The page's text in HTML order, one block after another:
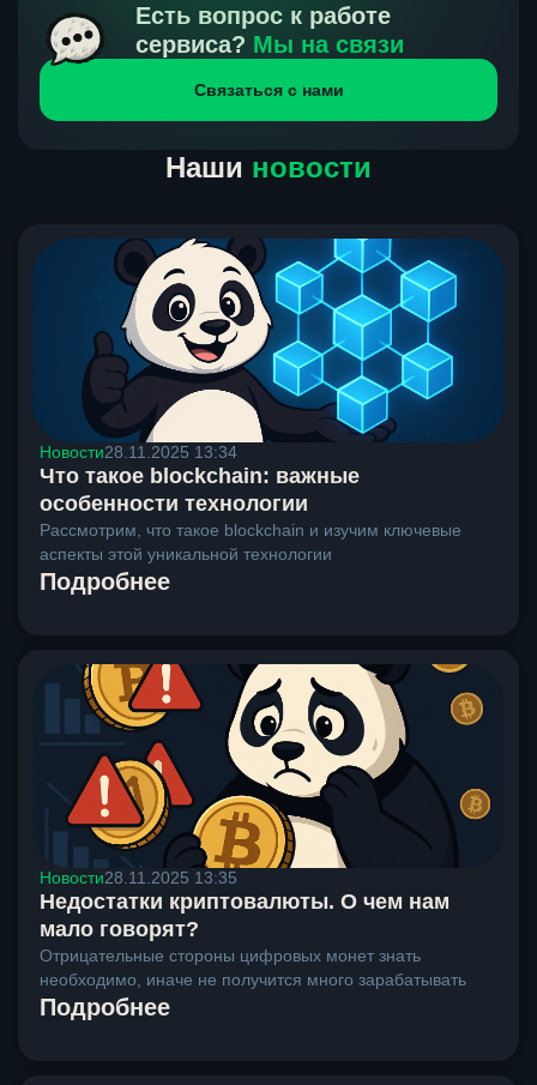
получения нами средств от тебя, а на другой части
направлений курс, указанный на сайте, является
окончательным. Если сомневаешься, напиши в онлайн-
чат на сайте, мы поможем разобраться.
Есть вопрос к работе
сервиса? Мы на связи
Связаться с нами
Наши новости
Новости28.11.2025 13:34
Что такое blockchain: важные
особенности технологии
Рассмотрим, что такое blockchain и изучим ключевые
аспекты этой уникальной технологии
Подробнее
Новости28.11.2025 13:35
Недостатки криптовалюты. О чем нам
мало говорят?
Отрицательные стороны цифровых монет знать
необходимо, иначе не получится много зарабатывать
Подробнее